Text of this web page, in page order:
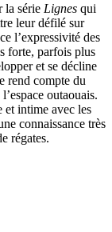
la série Lignes qui
leur défilé sur
l’expressivité des
forte, parfois plus
et se décline
rend compte du
outaouais.
et intime avec les
connaissance très
régates.